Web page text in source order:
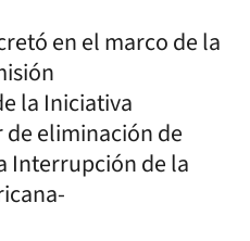
en el marco de la
la Iniciativa
eliminación de
Interrupción de la